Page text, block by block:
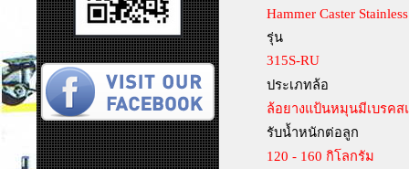
Hammer Caster
รุ่น
315S-RU
ประเภทล้อ
ล้อยางแป้นหมุนมีเบรคส
รับน้ำหนักต่อลูก
120 - 160 กิโลกรัม